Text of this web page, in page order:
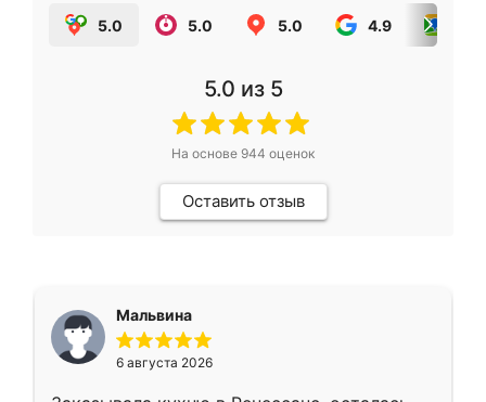
5.0 5.0 5.0 4.9
5.0 из 5
На основе 944 оценок
Оставить отзыв
Мальвина
6 августа 2026